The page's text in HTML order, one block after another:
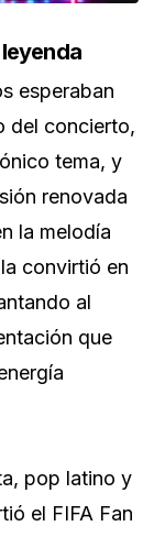
esperaban
del concierto,
tema, y
renovada
la melodía
convirtió en
al
que
pop latino y
el FIFA Fan